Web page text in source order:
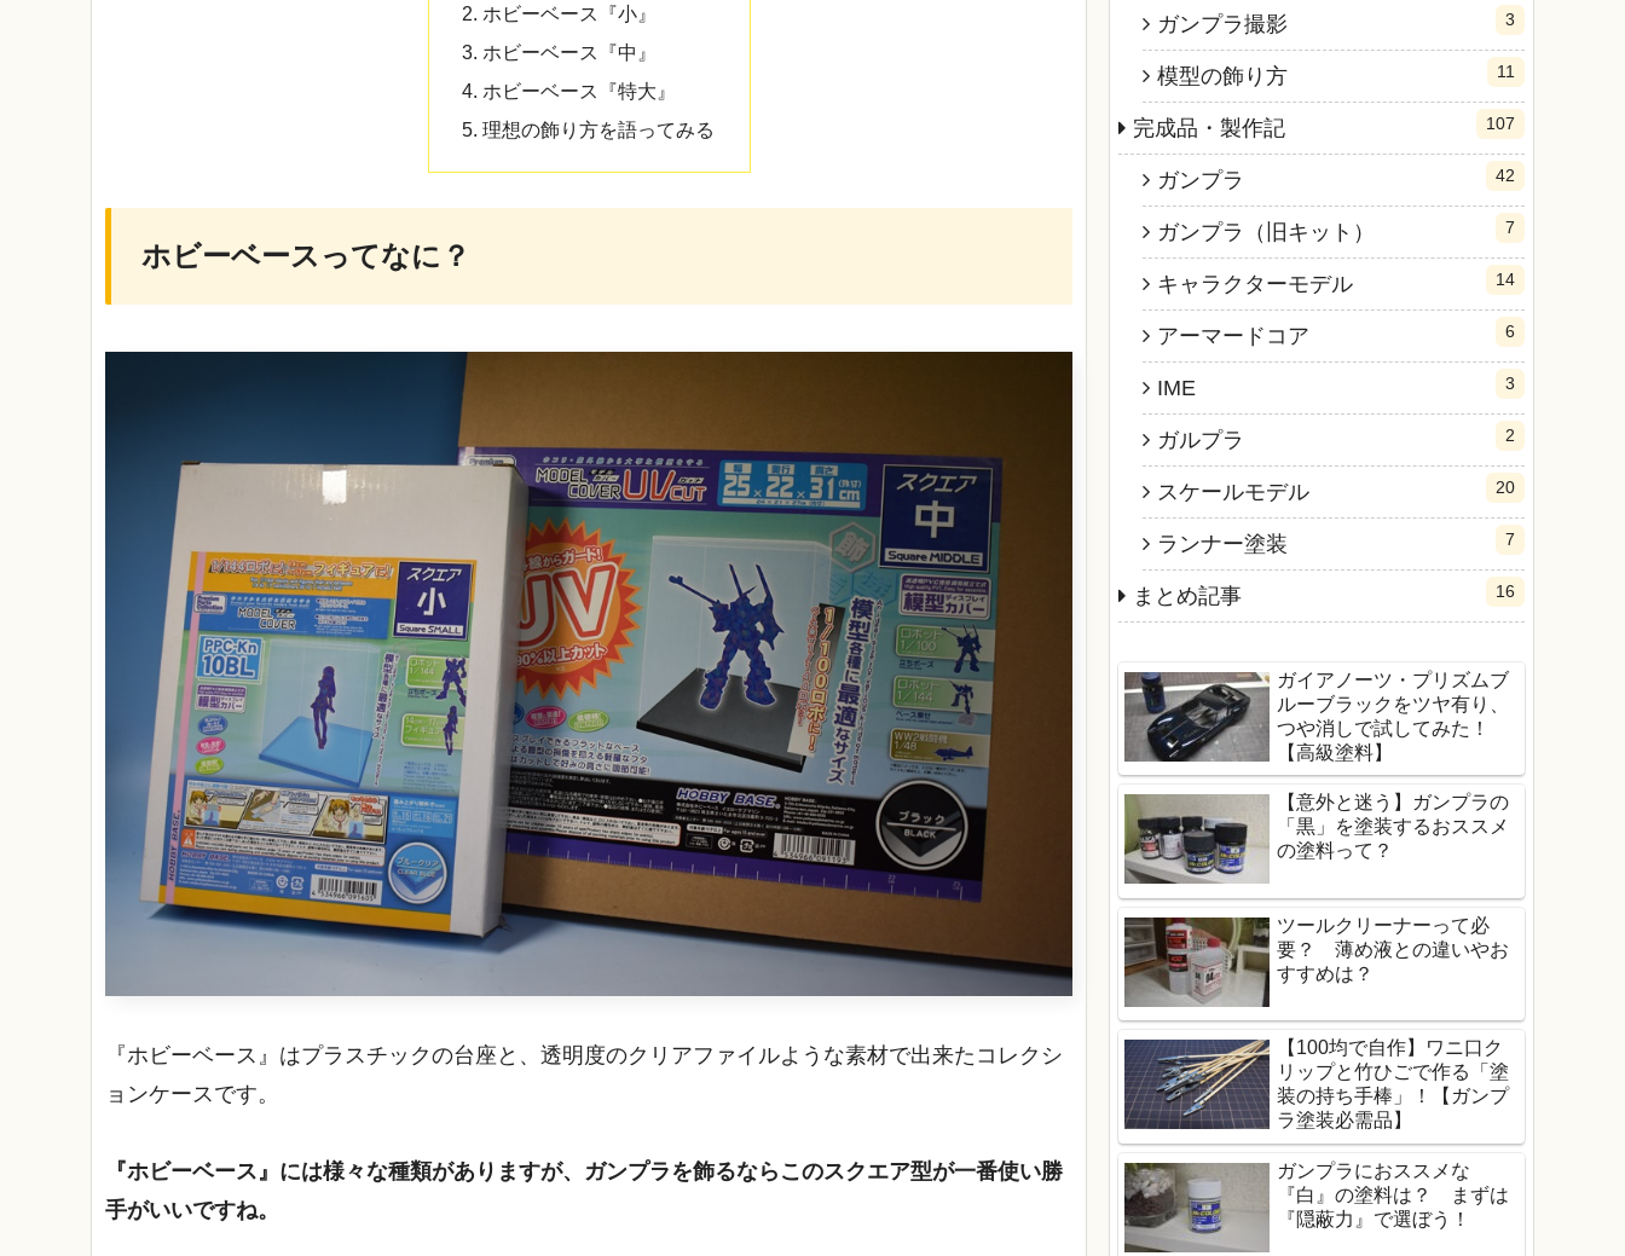
ホビーベース『小』
ホビーベース『中』
ホビーベース『特大』
理想の飾り方を語ってみる
ホビーベースってなに？
『ホビーベース』はプラスチックの台座と、透明度のクリアファイルような素材で出来たコレクシ
ョンケースです。
『ホビーベース』には様々な種類がありますが、ガンプラを飾るならこのスクエア型が一番使い勝
手がいいですね。
ガンプラ撮影 3
模型の飾り方 11
完成品・製作記 107
ガンプラ 42
ガンプラ（旧キット） 7
キャラクターモデル 14
アーマードコア 6
IME 3
ガルプラ 2
スケールモデル 20
ランナー塗装 7
まとめ記事 16
ガイアノーツ・プリズムブ
ルーブラックをツヤ有り、
つや消しで試してみた！
【高級塗料】
【意外と迷う】ガンプラの
「黒」を塗装するおススメ
の塗料って？
ツールクリーナーって必
要？ 薄め液との違いやお
すすめは？
【100均で自作】ワニ口ク
リップと竹ひごで作る「塗
装の持ち手棒」！【ガンプ
ラ塗装必需品】
ガンプラにおススメな
『白』の塗料は？ まずは
『隠蔽力』で選ぼう！